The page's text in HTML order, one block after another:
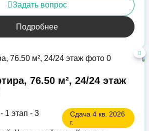
Задать вопрос
Подробнее
76.50 м², 24/24 этаж
1 этап - 3
Сдача 4 кв. 2026
г.